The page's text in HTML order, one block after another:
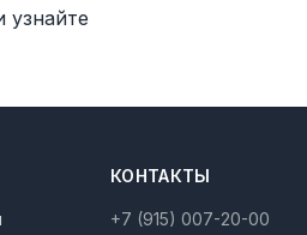
узнайте
КОНТАКТЫ
+7 (915) 007-20-00